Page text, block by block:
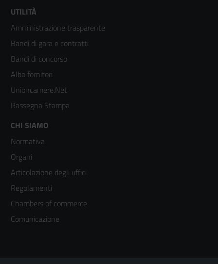
Footer
menù
colonna
2
UTILITÀ
Amministrazione trasparente
Bandi di gara e contratti
Bandi di concorso
Albo fornitori
Unioncamere.Net
Rassegna Stampa
Footer
menù
colonna
3
CHI SIAMO
Normativa
Organi
Articolazione degli uffici
Regolamenti
Chambers of commerce
Comunicazione